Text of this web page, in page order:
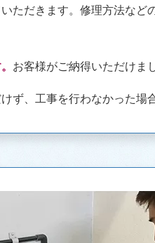
ただきます。修理方法など
お客様がご納得いただけま
ず、工事を行わなかった場